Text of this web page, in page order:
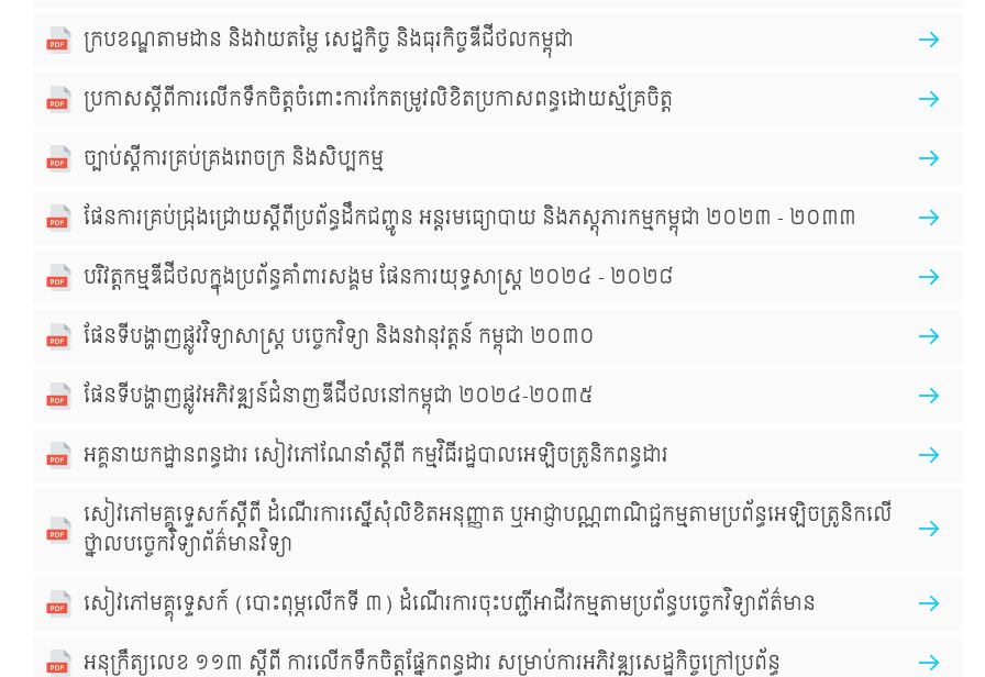
ក្របខណ្ឌតាមដាន និងវាយតម្លៃ សេដ្ឋកិច្ច និងធុរកិច្ចឌីជីថលកម្ពុជា
ប្រកាសស្តីពីការលើកទឹកចិត្តចំពោះការកែតម្រូវលិខិតប្រកាសពន្ធដោយស្ម័គ្រចិត្ត
ច្បាប់ស្ដីការគ្រប់គ្រងរោចក្រ និងសិប្បកម្ម
ផែនការគ្រប់ជ្រុងជ្រោយស្ដីពីប្រព័ន្ធដឹកជញ្ជូន អន្តរមធ្យោបាយ និងភស្ដុភារកម្មកម្ពុជា ២០២៣ - ២០៣៣
បរិវត្តកម្មឌីជីថលក្នុងប្រព័ន្ធគាំពារសង្គម ផែនការយុទ្ធសាស្រ្ត ២០២៤ - ២០២៨
ផែនទីបង្ហាញផ្លូវវិទ្យាសាស្រ្ត បច្ចេកវិទ្យា និងនវានុវត្តន៍ កម្ពុជា ២០៣០
ផែនទីបង្ហាញផ្លូវអភិវឌ្ឍន៍ជំនាញឌីជីថលនៅកម្ពុជា ២០២៤-២០៣៥
អគ្គនាយកដ្ឋានពន្ធដារ សៀវភៅណែនាំស្ដីពី កម្មវិធីរដ្ឋបាលអេឡិចត្រូនិកពន្ធដារ
សៀវភៅមគ្គុទ្ទេសក៍ស្ដីពី ដំណើរការស្នើសុំលិខិតអនុញ្ញាត ឬអាជ្ញាបណ្ណពាណិជ្ជកម្មតាមប្រព័ន្ធអេឡិចត្រូនិកលើ
ថ្នាលបច្ចេកវិទ្យាព័ត៌មានវិទ្យា
សៀវភៅមគ្គុទេ្ទសក៍ (បោះពុម្ភលើកទី ៣) ដំណើរការចុះបញ្ជីអាជីវកម្មតាមប្រព័ន្ធបច្ចេកវិទ្យាព័ត៌មាន
អនុក្រឹត្យលេខ ១១៣ ស្តីពី ការលើកទឹកចិត្តផ្នែកពន្ធដារ សម្រាប់ការអភិវឌ្ឍសេដ្ឋកិច្ចក្រៅប្រព័ន្ធ